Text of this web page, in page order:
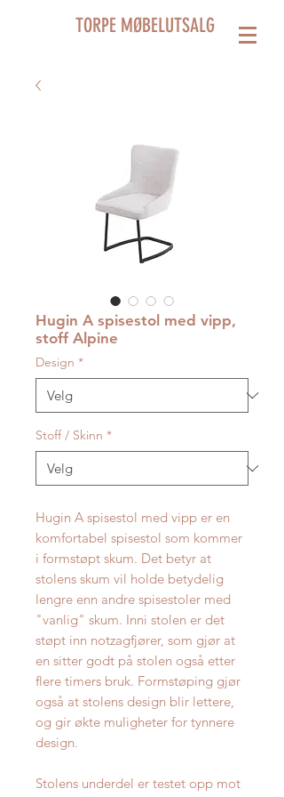
TORPE MØBELUTSALG
Hugin A spisestol med vipp,
stoff Alpine
Design *
Stoff / Skinn *
Hugin A spisestol med vipp er en
komfortabel spisestol som kommer
i formstøpt skum. Det betyr at
stolens skum vil holde betydelig
lengre enn andre spisestoler med
"vanlig" skum. Inni stolen er det
støpt inn notzagfjører, som gjør at
en sitter godt på stolen også etter
flere timers bruk. Formstøping gjør
også at stolens design blir lettere,
og gir økte muligheter for tynnere
design.
Stolens underdel er testet opp mot